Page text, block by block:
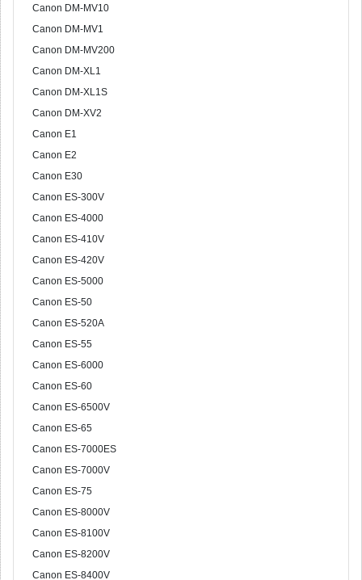
Canon DM-MV10
Canon DM-MV1
Canon DM-MV200
Canon DM-XL1
Canon DM-XL1S
Canon DM-XV2
Canon E1
Canon E2
Canon E30
Canon ES-300V
Canon ES-4000
Canon ES-410V
Canon ES-420V
Canon ES-5000
Canon ES-50
Canon ES-520A
Canon ES-55
Canon ES-6000
Canon ES-60
Canon ES-6500V
Canon ES-65
Canon ES-7000ES
Canon ES-7000V
Canon ES-75
Canon ES-8000V
Canon ES-8100V
Canon ES-8200V
Canon ES-8400V